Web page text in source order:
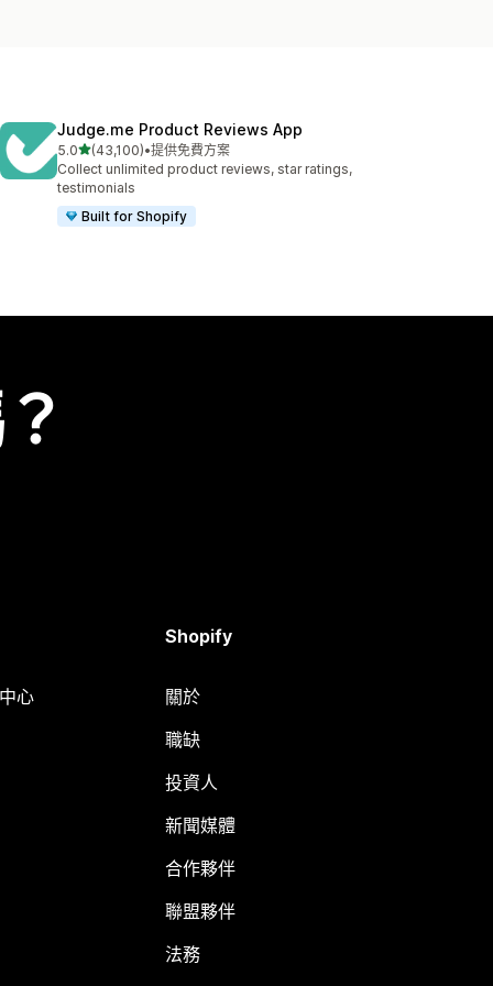
Judge.me Product Reviews App
5.0滿分 5 顆星
(43,100)
共有 43100 則評價
•提供免費方案
Collect unlimited product reviews, star ratings,
testimonials
Built for Shopify
心
Shopify
關於
職缺
投資人
新聞媒體
合作夥伴
聯盟夥伴
法務